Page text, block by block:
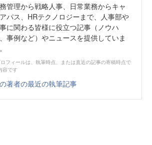
管理から戦略人事、日常業務からキャ
パス、HRテクノロジーまで、人事部や
に関わる皆様に役立つ記事（ノウハ
事例など）やニュースを提供していま
フィールは、執筆時点、または直近の記事の寄稿時点で
容です
著者の最近の執筆記事